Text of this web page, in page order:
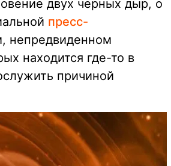
двух черных дыр, о
пресс-
непредвиденном
находится где-то в
причиной